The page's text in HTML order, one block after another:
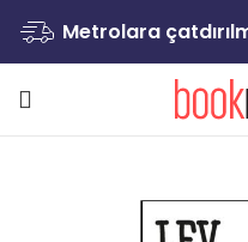
Metrolara